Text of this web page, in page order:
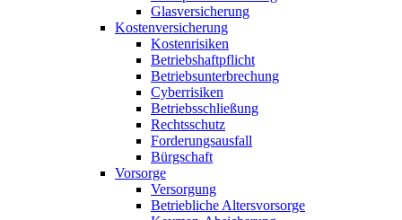
Glasversicherung
Kostenversicherung
Kostenrisiken
Betriebshaftpflicht
Betriebsunterbrechung
Cyberrisiken
Betriebsschließung
Rechtsschutz
Forderungsausfall
Bürgschaft
Vorsorge
Versorgung
Betriebliche Altersvorsorge